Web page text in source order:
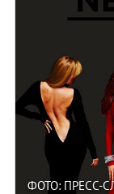
ФОТО: ПРЕСС-